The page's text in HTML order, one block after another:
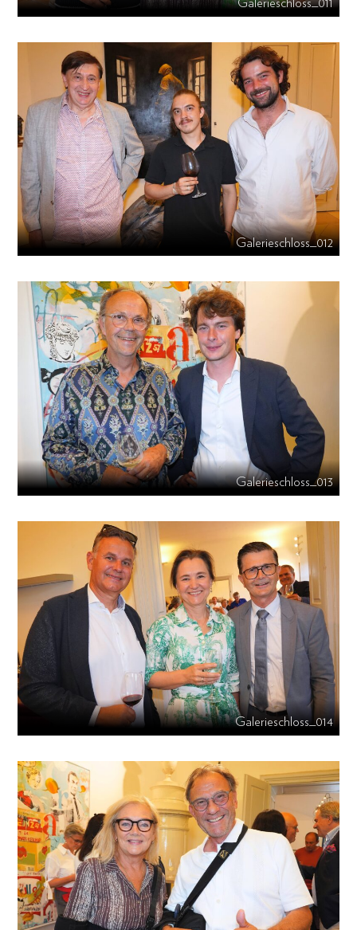
Galerieschloss_011
Galerieschloss_012
Galerieschloss_013
Galerieschloss_014